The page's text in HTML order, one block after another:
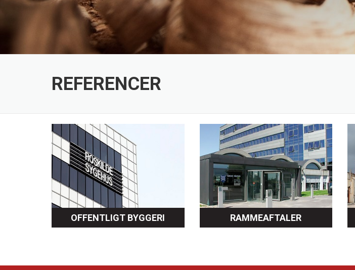
REFERENCER
OFFENTLIGT BYGGERI RAMMEAFTALER